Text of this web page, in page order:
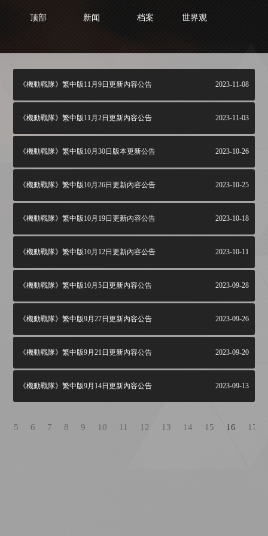
顶部 新闻 档案 世界观
《機動戰隊》繁中版11月9日更新內容公告 2023-11-08
《機動戰隊》繁中版11月2日更新內容公告 2023-11-03
《機動戰隊》繁中版10月30日版本更新公告 2023-10-26
《機動戰隊》繁中版10月26日更新內容公告 2023-10-25
《機動戰隊》繁中版10月19日更新內容公告 2023-10-18
《機動戰隊》繁中版10月12日更新內容公告 2023-10-11
《機動戰隊》繁中版10月5日更新內容公告 2023-09-28
《機動戰隊》繁中版9月27日更新內容公告 2023-09-26
《機動戰隊》繁中版9月21日更新內容公告 2023-09-20
《機動戰隊》繁中版9月14日更新內容公告 2023-09-13
5 6 7 8 9 10 11 12 13 14 15 16 17